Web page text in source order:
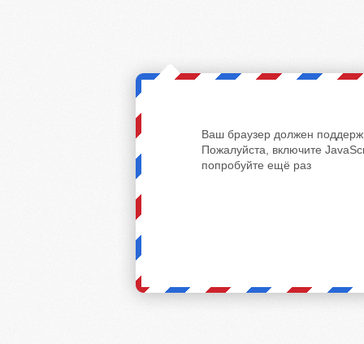
Ваш браузер должен
Пожалуйста, включите
попробуйте ещё раз